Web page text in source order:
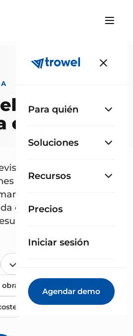
Para quién
Soluciones
Recursos
Precios
Iniciar sesión
Agendar demo
coste de
en tiempo
contratado y real,
por capítulo antes de
y mide la
obra. Todo en una
a la